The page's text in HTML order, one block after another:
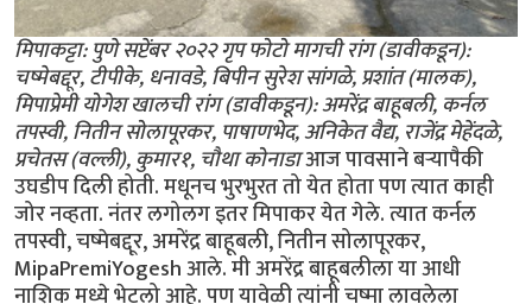
मिपाकट्टा: पुणे सप्टेंबर २०२२ गृप फोटो मागची रांग (डावीकडून):
चष्मेबद्दूर, टीपीके, धनावडे, बिपीन सुरेश सांगळे, प्रशांत (मालक),
मिपाप्रेमी योगेश खालची रांग (डावीकडून): अमरेंद्र बाहूबली, कर्नल
तपस्वी, नितीन सोलापूरकर, पाषाणभेद, अनिकेत वैद्य, राजेंद्र मेहेंदळे,
प्रचेतस (वल्ली), कुमार१, चौथा कोनाडाआज पावसाने बर्‍यापैकी
उघडीप दिली होती. मधूनच भुरभुरत तो येत होता पण त्यात काही
जोर नव्हता. नंतर लगोलग इतर मिपाकर येत गेले. त्यात कर्नल
तपस्वी, चष्मेबद्दूर, अमरेंद्र बाहूबली, नितीन सोलापूरकर,
MipaPremiYogesh आले. मी अमरेंद्र बाहूबलीला या आधी
नाशिक मध्ये भेटलो आहे. पण यावेळी त्यांनी चष्मा लावलेला